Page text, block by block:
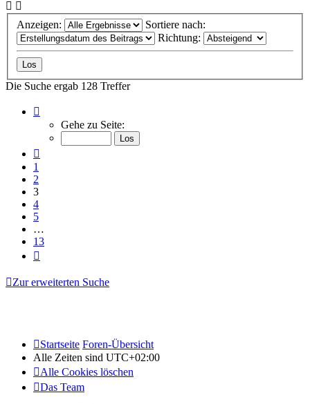
Anzeigen:
Sortiere nach:
Richtung:
Die Suche ergab 128 Treffer
von
Gehe zu Seite:
1
2
3
4
5
…
13
Zur erweiterten Suche
Startseite Foren-Übersicht
Alle Zeiten sind UTC+02:00
Alle Cookies löschen
Das Team